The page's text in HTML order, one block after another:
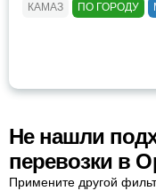
КАМАЗ ПО ГОРОДУ
Не нашли
перевозки в
Примените другой